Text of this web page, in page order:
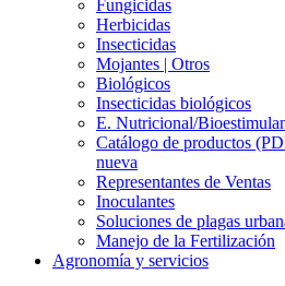
Fungicidas
Herbicidas
Insecticidas
Mojantes | Otros
Biológicos
Insecticidas biológicos
E. Nutricional/
Catálogo de productos
nueva
Representantes de Ventas
Inoculantes
Soluciones de plagas
Manejo de la Fertilización
Agronomía y servicios